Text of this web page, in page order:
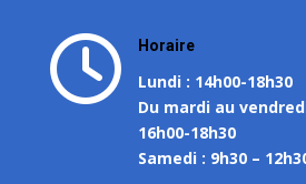
 Horaire
Lundi : 14h00-18h30
Du mardi au
16h00-18h30
Samedi : 9h30 –